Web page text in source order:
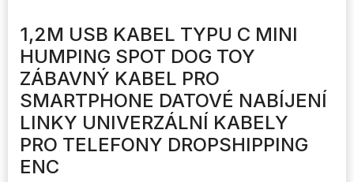
1,2M USB KABEL TYPU C MINI
HUMPING SPOT DOG TOY
ZÁBAVNÝ KABEL PRO
SMARTPHONE DATOVÉ NABÍJENÍ
LINKY UNIVERZÁLNÍ KABELY
PRO TELEFONY DROPSHIPPING
ENC